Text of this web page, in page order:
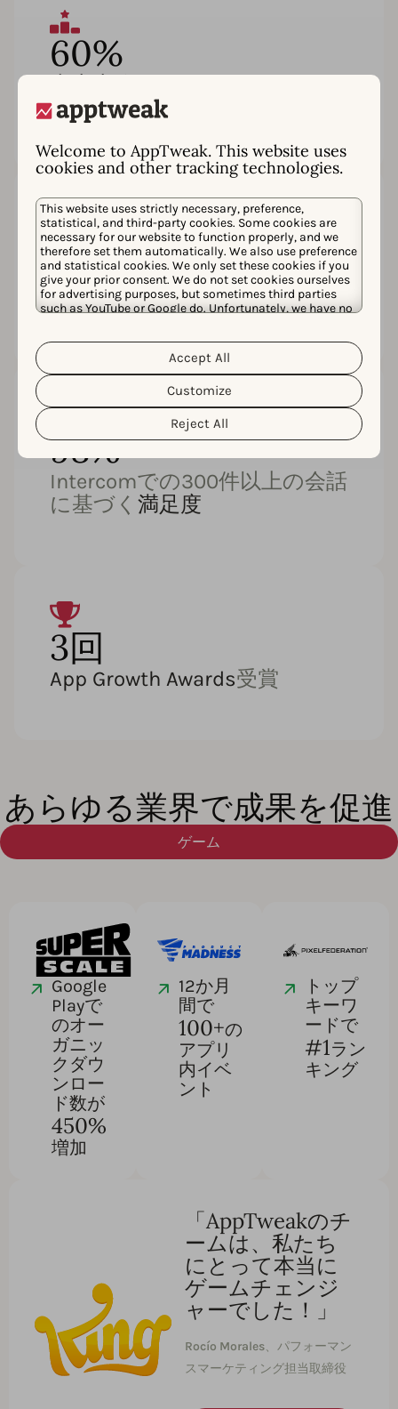
Welcome to AppTweak. This website uses
cookies and other tracking technologies.
This website uses strictly necessary, preference,
statistical, and third-party cookies. Some cookies are
necessary for our website to function properly, and we
therefore set them automatically. We also use preference
and statistical cookies. We only set these cookies if you
give your prior consent. We do not set cookies ourselves
for advertising purposes, but sometimes third parties
such as YouTube or Google do. Unfortunately, we have no
personal data and the different cookies we use, please
read our
Cookie Policy&Privacy Policy
customize your cookie settings and preferences by
clicking the “Customize” button.
Reject All
Customize
Accept All
60%
を選択
4.7
G2の180件以上のレビューに基
づく平均評価
98%
Intercomでの300件以上の会話
に基づく 満足度
3回
App Growth Awards受賞
あらゆる業界で成果を促進
ゲーム
Google
Playで
のオー
ガニッ
クダウ
ンロー
ド数が
450%
増加
12か月
間で
100+の
アプリ
内イベ
ント
トップ
キーワ
ードで
#1ラン
キング
「AppTweakのチ
ームは、私たち
にとって本当に
ゲームチェンジ
ャーでした！」
Rocío Morales、パフォーマン
スマーケティング担当取締役